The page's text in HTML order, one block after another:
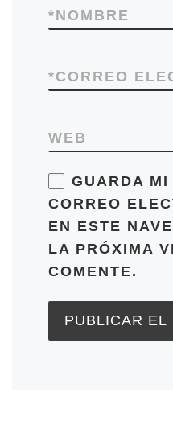
NOMBRE
*
CORREO
*
WEB
GUARDA MI
CORREO
EN ESTE
LA PRÓXIMA
COMENTE.